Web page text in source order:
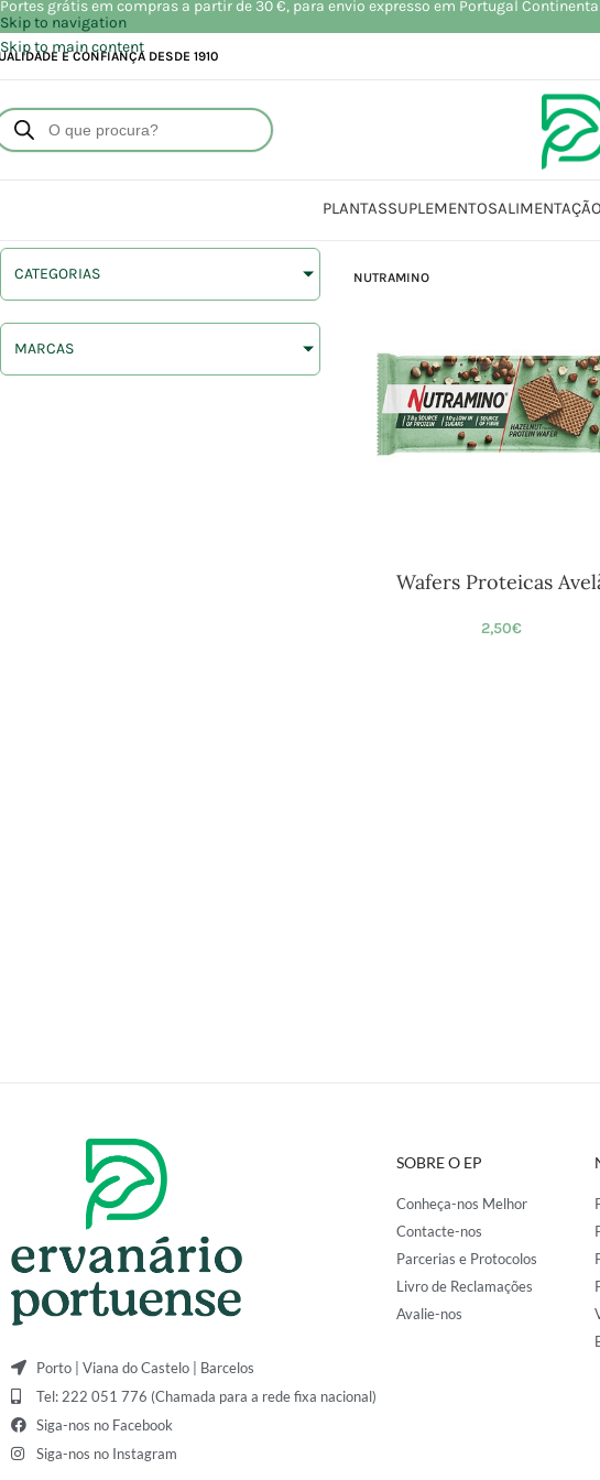
Skip to navigation
Skip to main content
E CONFIANÇA DESDE 1910
PLANTASSUPLEMENTOSALIMENTAÇÃO
CATEGORIAS
MARCAS
NUTRAMINO
Wafers Proteicas
2,50€
Porto | Viana do Castelo | Barcelos
Tel: 222 051 776 (Chamada para a rede fixa nacional)
Siga-nos no Facebook
Siga-nos no Instagram
SOBRE O EP
Conheça-nos Melhor
Contacte-nos
Parcerias e Protocolos
Livro de Reclamações
Avalie-nos
Portes grátis em compras a partir de 30 €, para envio expresso em Portugal